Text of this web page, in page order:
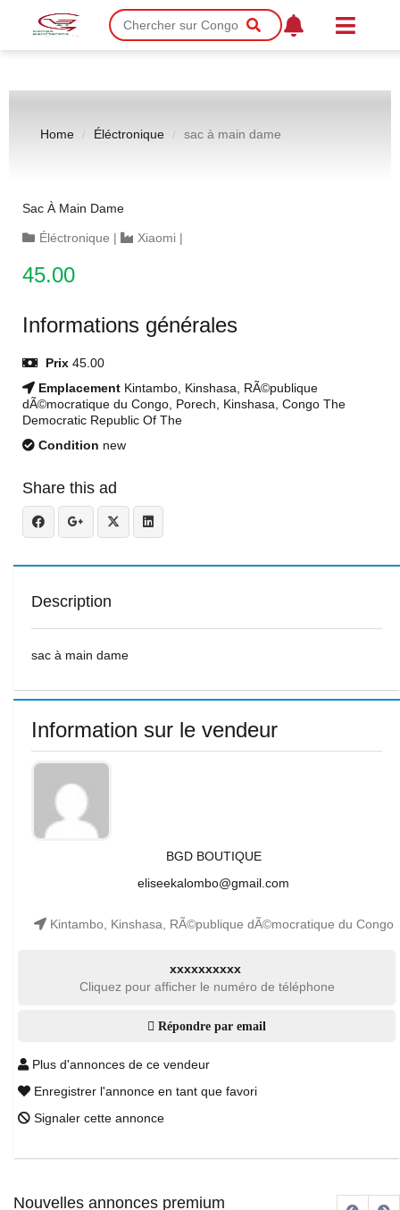
Home Éléctronique sac à main dame
Sac À Main Dame
Éléctronique | Xiaomi |
45.00
Informations générales
Prix 45.00
Emplacement Kintambo, Kinshasa, RÃ©publique
dÃ©mocratique du Congo, Porech, Kinshasa, Congo The
Democratic Republic Of The
Condition new
Share this ad
Description
sac à main dame
Information sur le vendeur
BGD BOUTIQUE
eliseekalombo@gmail.com
Kintambo, Kinshasa, RÃ©publique dÃ©mocratique du Congo
xxxxxxxxxx
Cliquez pour afficher le numéro de téléphone
Répondre par email
Plus d'annonces de ce vendeur
Enregistrer l'annonce en tant que favori
Signaler cette annonce
Nouvelles annonces premium